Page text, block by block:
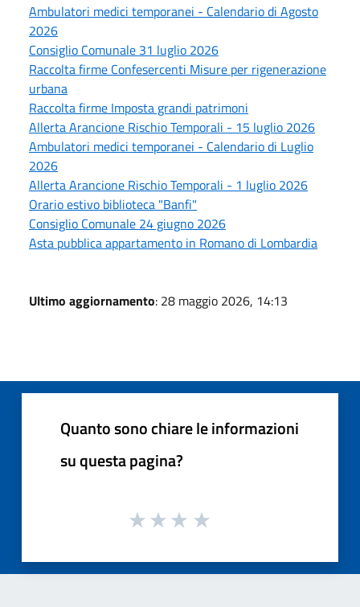
Ambulatori medici temporanei - Calendario di Agosto
2026
Consiglio Comunale 31 luglio 2026
Raccolta firme Confesercenti Misure per rigenerazione
urbana
Raccolta firme Imposta grandi patrimoni
Allerta Arancione Rischio Temporali - 15 luglio 2026
Ambulatori medici temporanei - Calendario di Luglio
2026
Allerta Arancione Rischio Temporali - 1 luglio 2026
Orario estivo biblioteca "Banfi"
Consiglio Comunale 24 giugno 2026
Asta pubblica appartamento in Romano di Lombardia
Ultimo aggiornamento: 28 maggio 2026, 14:13
Quanto sono chiare le informazioni
su questa pagina?